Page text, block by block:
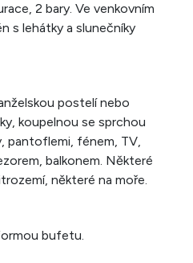
2 bary. Ve venkovním
s lehátky a slunečníky
postelí nebo
koupelnou se sprchou
pantoflemi, fénem, TV,
balkonem. Některé
některé na moře.
bufetu.